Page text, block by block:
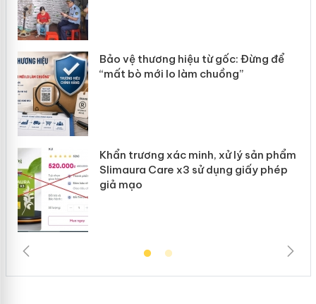
Bảo vệ thương hiệu từ gốc: Đừng để
“mất bò mới lo làm chuồng”
Khẩn trương xác minh, xử lý sản phẩm
Slimaura Care x3 sử dụng giấy phép
giả mạo